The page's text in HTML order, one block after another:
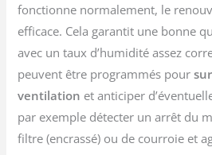
fonctionne normalement, le
efficace. Cela garantit une bonne
avec un taux d’humidité assez
peuvent être programmés pour
ventilation et anticiper
par exemple détecter un arrêt du
filtre (encrassé) ou de courroie et